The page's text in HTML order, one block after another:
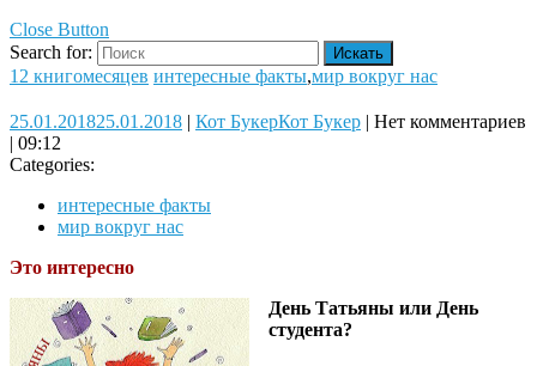
Close Button
Search for:
12 книгомесяцев интересные факты,мир вокруг нас
25.01.201825.01.2018 | Кот БукерКот Букер | Нет комментариев
| 09:12
Categories:
интересные факты
мир вокруг нас
Это интересно
День Татьяны или День
студента?